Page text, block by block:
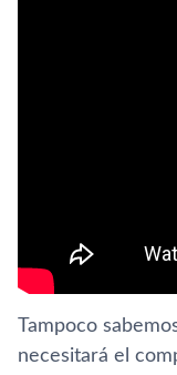
Tampoco
necesitará el